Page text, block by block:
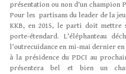
présentation ou non d’un champion
Pour les partisans du leader de la
KKB, en 2015, le parti doit
porte-étendard. L’éléphanteau
l’outrecuidance en mi-mai dernier
à la présidence du PDCI au
présentera bel et bien un